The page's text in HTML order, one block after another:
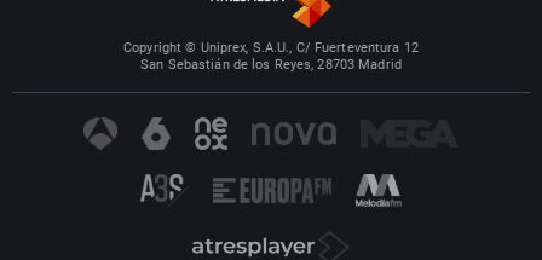
Copyright © Uniprex, S.A.U., C/ Fuerteventura 12
San Sebastián de los Reyes, 28703 Madrid